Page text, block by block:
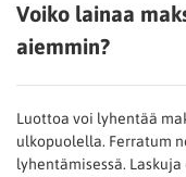
Voiko lainaa
aiemmin?
Luottoa voi lyhentää
ulkopuolella. Ferratum
lyhentämisessä.